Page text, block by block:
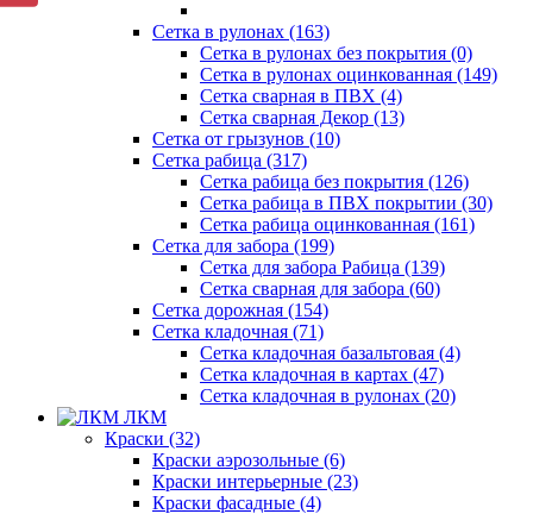
Сетка в рулонах (163)
Сетка в рулонах без покрытия (0)
Сетка в рулонах оцинкованная (149)
Сетка сварная в ПВХ (4)
Сетка сварная Декор (13)
Сетка от грызунов (10)
Сетка рабица (317)
Сетка рабица без покрытия (126)
Сетка рабица в ПВХ покрытии (30)
Сетка рабица оцинкованная (161)
Сетка для забора (199)
Сетка для забора Рабица (139)
Сетка сварная для забора (60)
Сетка дорожная (154)
Сетка кладочная (71)
Сетка кладочная базальтовая (4)
Сетка кладочная в картах (47)
Сетка кладочная в рулонах (20)
ЛКМ
Краски (32)
Краски аэрозольные (6)
Краски интерьерные (23)
Краски фасадные (4)